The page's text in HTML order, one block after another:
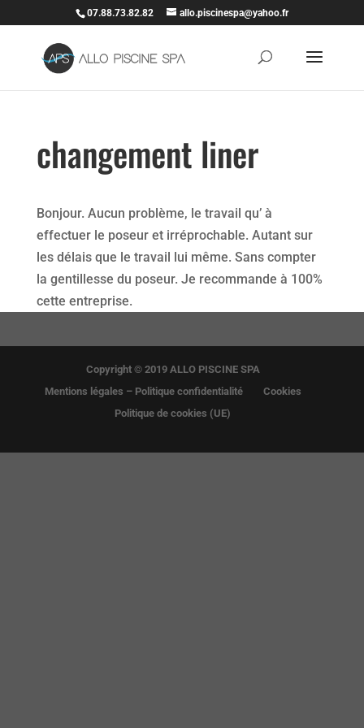
07.88.73.82.82 allo.piscinespa@yahoo.fr
changement liner
Bonjour. Aucun problème, le travail qu’ à
effectuer le poseur et irréprochable. Autant sur
les délais que le travail lui même. Sans compter
la gentillesse du poseur. Je recommande à 100%
cette entreprise.
Copyright © 2019 ALLO PISCINE SPA
Mentions légales – Politique confidentialité
Cookies
Politique de cookies (UE)